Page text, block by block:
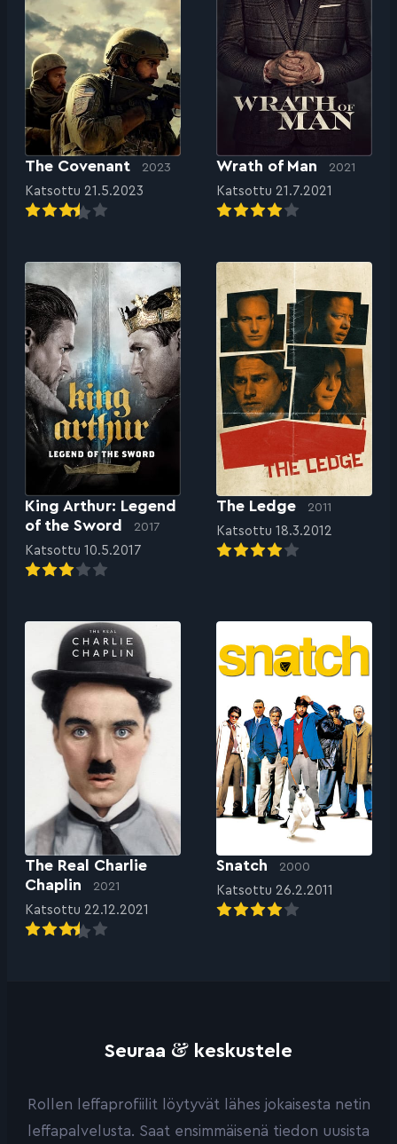
The Covenant 2023
Katsottu 21.5.2023
Wrath of Man 2021
Katsottu 21.7.2021
King Arthur: Legend
of the Sword
2017
Katsottu 10.5.2017
The Ledge 2011
Katsottu 18.3.2012
The Real Charlie
Chaplin
2021
Katsottu 22.12.2021
Snatch 2000
Katsottu 26.2.2011
Seuraa & keskustele
Rollen leffaprofiilit löytyvät lähes jokaisesta netin
leffapalvelusta. Saat ensimmäisenä tiedon uusista